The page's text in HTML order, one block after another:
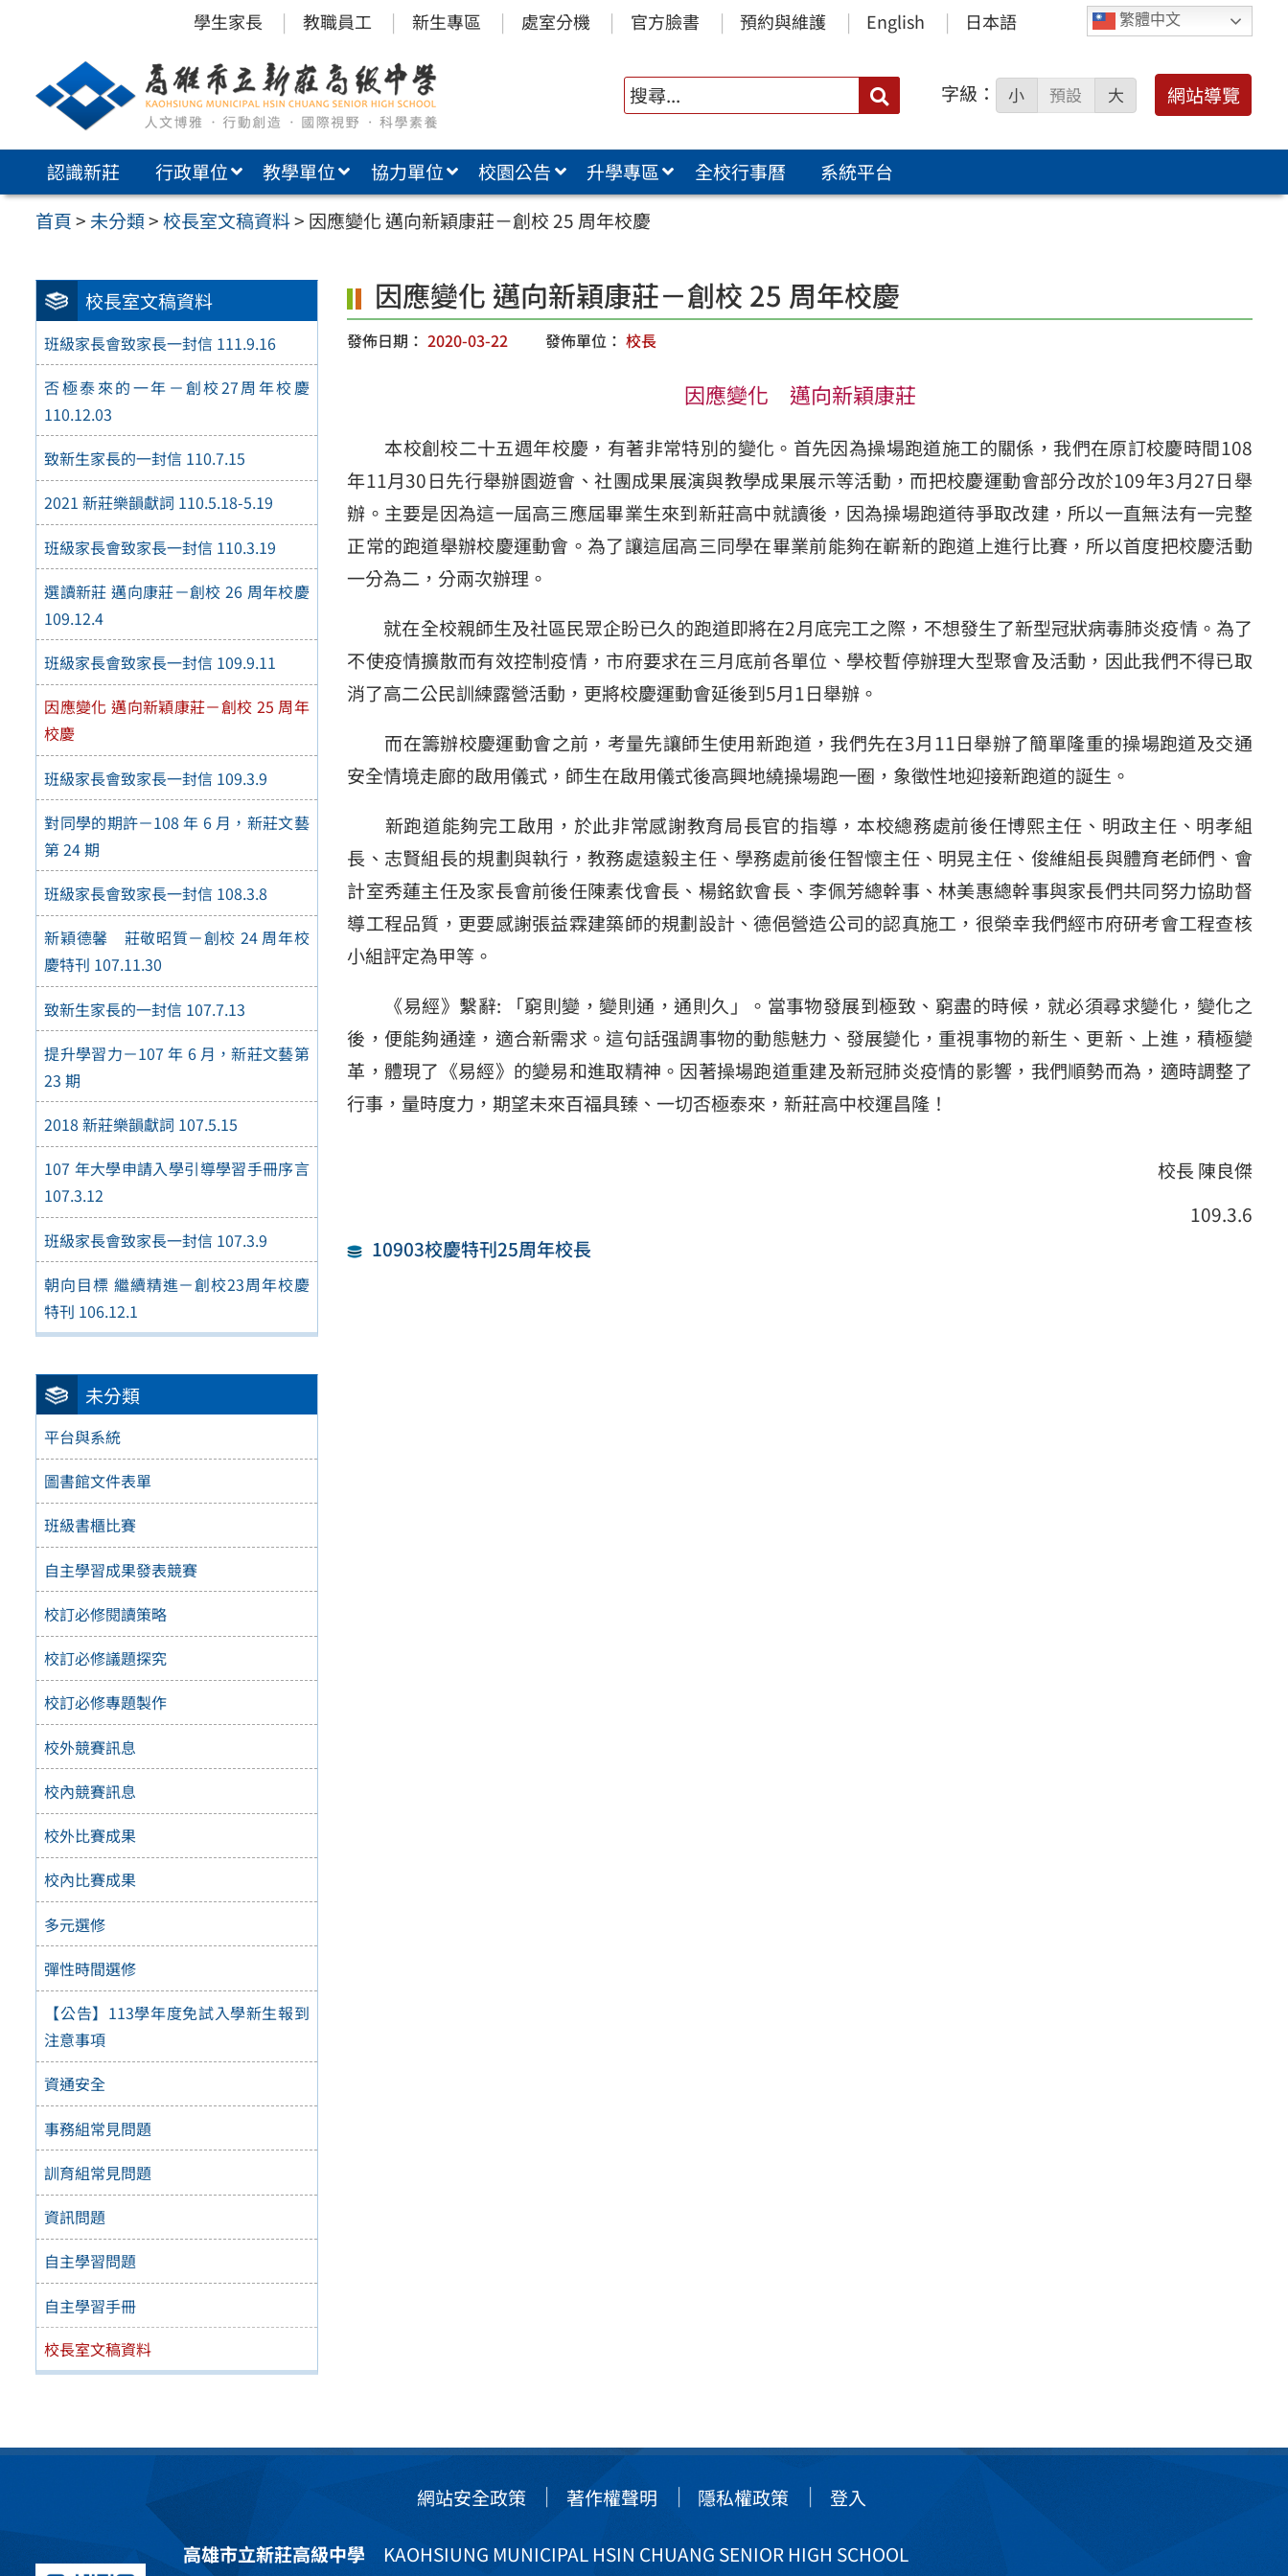
內
繁體中文
學生家長 教職員工 新生專區 處室分機 官方臉書 預約與維護 English 日本語
搜
尋：
字級： 小 預設 大 網站導覽
認識新莊 行政單位 教學單位 協力單位 校園公告 升學專區 全校行事曆
系統平台
首頁> 未分類>校長室文稿資料> 因應變化 邁向新穎康莊－創校 25 周年校慶
校長室文稿資料
班級家長會致家長一封信 111.9.16
否極泰來的一年－創校27周年校慶
110.12.03
致新生家長的一封信 110.7.15
2021 新莊樂韻獻詞 110.5.18-5.19
班級家長會致家長一封信 110.3.19
選讀新莊 邁向康莊－創校 26 周年校慶
109.12.4
班級家長會致家長一封信 109.9.11
因應變化 邁向新穎康莊－創校 25 周年
校慶
班級家長會致家長一封信 109.3.9
對同學的期許－108 年 6 月，新莊文藝
第 24 期
班級家長會致家長一封信 108.3.8
新穎德馨 莊敬昭質－創校 24 周年校
慶特刊 107.11.30
致新生家長的一封信 107.7.13
提升學習力－107 年 6 月，新莊文藝第
23 期
2018 新莊樂韻獻詞 107.5.15
107 年大學申請入學引導學習手冊序言
107.3.12
班級家長會致家長一封信 107.3.9
朝向目標 繼續精進－創校23周年校慶
特刊 106.12.1
未分類
平台與系統
圖書館文件表單
班級書櫃比賽
自主學習成果發表競賽
校訂必修閱讀策略
校訂必修議題探究
校訂必修專題製作
校外競賽訊息
校內競賽訊息
校外比賽成果
校內比賽成果
多元選修
彈性時間選修
【公告】113學年度免試入學新生報到
注意事項
資通安全
事務組常見問題
訓育組常見問題
資訊問題
自主學習問題
自主學習手冊
校長室文稿資料
因應變化 邁向新穎康莊－創校 25 周年校慶
發佈日期： 2020-03-22 發佈單位： 校長
因應變化 邁向新穎康莊
本校創校二十五週年校慶，有著非常特別的變化。首先因為操場跑道施工的關係，我們在原訂校慶時間108
年11月30日先行舉辦園遊會、社團成果展演與教學成果展示等活動，而把校慶運動會部分改於109年3月27日舉
辦。主要是因為這一屆高三應屆畢業生來到新莊高中就讀後，因為操場跑道待爭取改建，所以一直無法有一完整
正常的跑道舉辦校慶運動會。為了讓這屆高三同學在畢業前能夠在嶄新的跑道上進行比賽，所以首度把校慶活動
一分為二，分兩次辦理。
就在全校親師生及社區民眾企盼已久的跑道即將在2月底完工之際，不想發生了新型冠狀病毒肺炎疫情。為了
不使疫情擴散而有效控制疫情，市府要求在三月底前各單位、學校暫停辦理大型聚會及活動，因此我們不得已取
消了高二公民訓練露營活動，更將校慶運動會延後到5月1日舉辦。
而在籌辦校慶運動會之前，考量先讓師生使用新跑道，我們先在3月11日舉辦了簡單隆重的操場跑道及交通
安全情境走廊的啟用儀式，師生在啟用儀式後高興地繞操場跑一圈，象徵性地迎接新跑道的誕生。
新跑道能夠完工啟用，於此非常感謝教育局長官的指導，本校總務處前後任博熙主任、明政主任、明孝組
長、志賢組長的規劃與執行，教務處遠毅主任、學務處前後任智懷主任、明晃主任、俊維組長與體育老師們、會
計室秀蓮主任及家長會前後任陳素伐會長、楊銘欽會長、李佩芳總幹事、林美惠總幹事與家長們共同努力協助督
導工程品質，更要感謝張益霖建築師的規劃設計、德俋營造公司的認真施工，很榮幸我們經市府研考會工程查核
小組評定為甲等。
《易經》繫辭: 「窮則變，變則通，通則久」。當事物發展到極致、窮盡的時候，就必須尋求變化，變化之
後，便能夠通達，適合新需求。這句話强調事物的動態魅力、發展變化，重視事物的新生、更新、上進，積極變
革，體現了《易經》的變易和進取精神。因著操場跑道重建及新冠肺炎疫情的影響，我們順勢而為，適時調整了
行事，量時度力，期望未來百福具臻、一切否極泰來，新莊高中校運昌隆！
校長 陳良傑
109.3.6
10903校慶特刊25周年校長
網站安全政策 著作權聲明 隱私權政策 登入
高雄市立新莊高級中學KAOHSIUNG MUNICIPAL HSIN CHUANG SENIOR HIGH SCHOOL